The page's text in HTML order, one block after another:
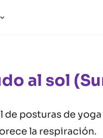
al sol
posturas de
la respiración.